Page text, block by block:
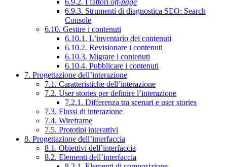
6.9.2. I fattori off-page
6.9.3. Strumenti di diagnostica SEO: Search
Console
6.10. Gestire i contenuti
6.10.1. L’inventario dei contenuti
6.10.2. Revisionare i contenuti
6.10.3. Migrare i contenuti
6.10.4. Pubblicare i contenuti
7. Progettazione dell’interazione
7.1. Caratteristiche dell’interazione
7.2. User stories per definire l’interazione
7.2.1. Differenza tra scenari e user stories
7.3. Flussi di interazione
7.4. Wireframe
7.5. Prototipi interattivi
8. Progettazione dell’interfaccia
8.1. Obiettivi dell’interfaccia
8.2. Elementi dell’interfaccia